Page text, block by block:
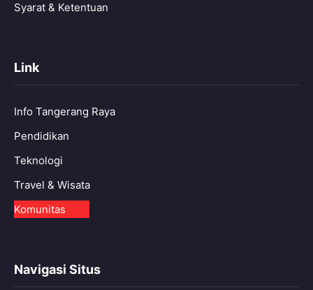
Syarat & Ketentuan
Link
Info Tangerang Raya
Pendidikan
Teknologi
Travel & Wisata
Komunitas
Navigasi Situs